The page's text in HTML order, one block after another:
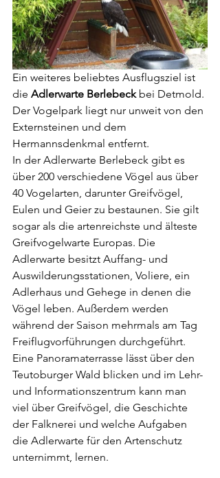
Ein weiteres beliebtes Ausflugsziel ist
die Adlerwarte Berlebeck bei Detmold.
Der Vogelpark liegt nur unweit von den
Externsteinen und dem
Hermannsdenkmal entfernt.
In der Adlerwarte Berlebeck gibt es
über 200 verschiedene Vögel aus über
40 Vogelarten, darunter Greifvögel,
Eulen und Geier zu bestaunen. Sie gilt
sogar als die artenreichste und älteste
Greifvogelwarte Europas. Die
Adlerwarte besitzt Auffang- und
Auswilderungsstationen, Voliere, ein
Adlerhaus und Gehege in denen die
Vögel leben. Außerdem werden
während der Saison mehrmals am Tag
Freiflugvorführungen durchgeführt.
Eine Panoramaterrasse lässt über den
Teutoburger Wald blicken und im Lehr-
und Informationszentrum kann man
viel über Greifvögel, die Geschichte
der Falknerei und welche Aufgaben
die Adlerwarte für den Artenschutz
unternimmt, lernen.